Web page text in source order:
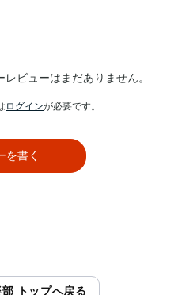
ビューはまだありません。
ログインが必要です。
を書く
トップへ戻る